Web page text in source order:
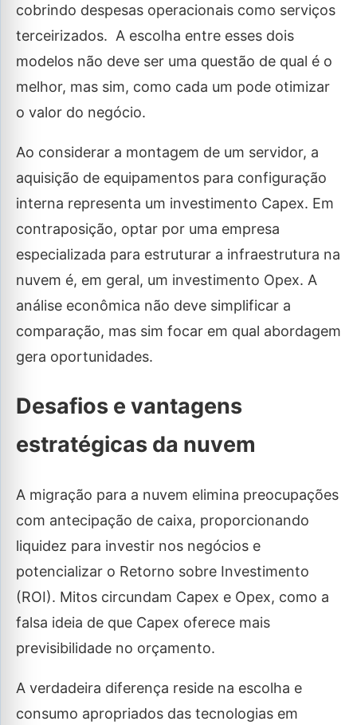
cobrindo despesas operacionais como serviços
terceirizados. A escolha entre esses dois
modelos não deve ser uma questão de qual é o
melhor, mas sim, como cada um pode otimizar
o valor do negócio.
Ao considerar a montagem de um servidor, a
aquisição de equipamentos para configuração
interna representa um investimento Capex. Em
contraposição, optar por uma empresa
especializada para estruturar a infraestrutura na
nuvem é, em geral, um investimento Opex. A
análise econômica não deve simplificar a
comparação, mas sim focar em qual abordagem
gera oportunidades.
Desafios e vantagens
estratégicas da nuvem
A migração para a nuvem elimina preocupações
com antecipação de caixa, proporcionando
liquidez para investir nos negócios e
potencializar o Retorno sobre Investimento
(ROI). Mitos circundam Capex e Opex, como a
falsa ideia de que Capex oferece mais
previsibilidade no orçamento.
A verdadeira diferença reside na escolha e
consumo apropriados das tecnologias em